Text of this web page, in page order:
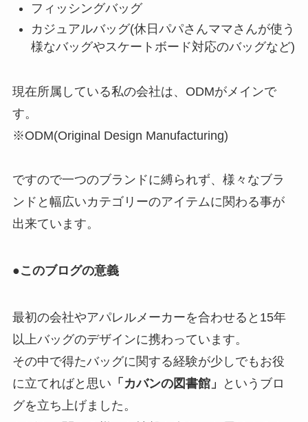
フィッシングバッグ
カジュアルバッグ(休日パパさんママさんが使う
様なバッグやスケートボード対応のバッグなど)
現在所属している私の会社は、ODMがメインで
す。
※ODM(Original Design Manufacturing)
ですので一つのブランドに縛られず、様々なブラ
ンドと幅広いカテゴリーのアイテムに関わる事が
出来ています。
●このブログの意義
最初の会社やアパレルメーカーを合わせると15年
以上バッグのデザインに携わっています。
その中で得たバッグに関する経験が少しでもお役
に立てればと思い 「カバンの図書館」
というブロ
グを立ち上げました。